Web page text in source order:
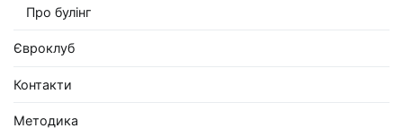
Про булінг
Євроклуб
Контакти
Методика